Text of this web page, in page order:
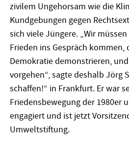
zivilem Ungehorsam wie die
Kundgebungen gegen
sich viele Jüngere. „Wir
Frieden ins Gespräch
Demokratie demonstrieren,
vorgehen“, sagte deshalb Jörg
schaffen!“ in Frankfurt. Er war
Friedensbewegung der 1980er
engagiert und ist jetzt
Umweltstiftung.